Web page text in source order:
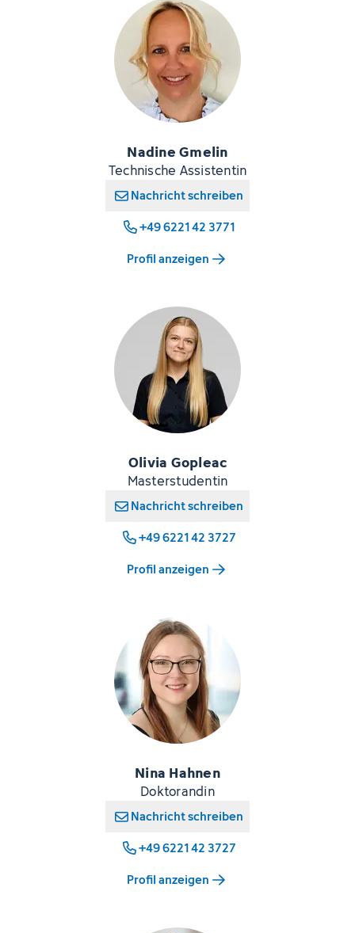
Nadine Gmelin
Technische Assistentin
Nachricht schreiben
+49 6221 42 3771
Profil anzeigen
Olivia Gopleac
Masterstudentin
Nachricht schreiben
+49 6221 42 3727
Profil anzeigen
Nina Hahnen
Doktorandin
Nachricht schreiben
+49 6221 42 3727
Profil anzeigen